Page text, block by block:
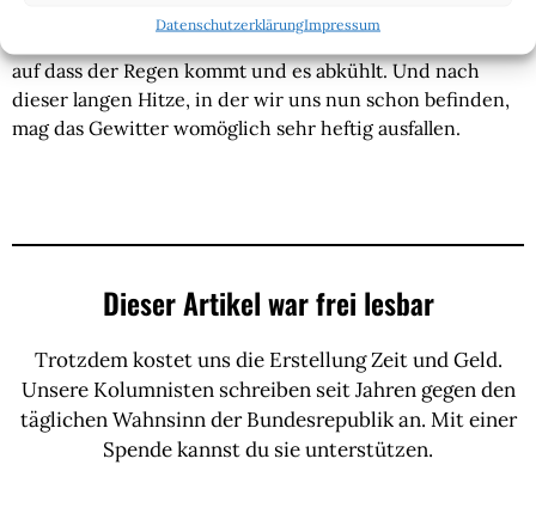
DatenschutzerklärungImpressum
Hitzewelle, die jüngst in Europa herrschte: Bei 40 Grad
Celsius wünscht man sich das erlösende Gewitter herbei,
auf dass der Regen kommt und es abkühlt. Und nach
dieser langen Hitze, in der wir uns nun schon befinden,
mag das Gewitter womöglich sehr heftig ausfallen.
Dieser Artikel war frei lesbar
Trotzdem kostet uns die Erstellung Zeit und Geld.
Unsere Kolumnisten schreiben seit Jahren gegen den
täglichen Wahnsinn der Bundesrepublik an. Mit einer
Spende kannst du sie unterstützen.